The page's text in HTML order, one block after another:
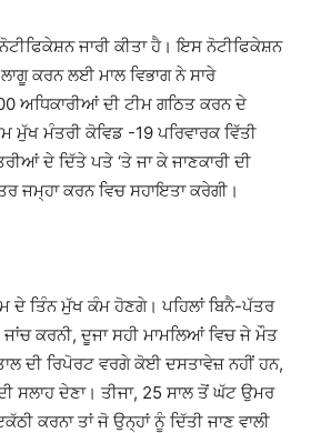
ਜਾਰੀ ਕੀਤਾ ਹੈ। ਇਸ ਨੋਟੀਫਿਕੇਸ਼ਨ
ਕਰਨ ਲਈ ਮਾਲ ਵਿਭਾਗ ਨੇ ਸਾਰੇ
ਅਧਿਕਾਰੀਆਂ ਦੀ ਟੀਮ ਗਠਿਤ ਕਰਨ ਦੇ
ਮੁੱਖ ਮੰਤਰੀ ਕੋਵਿਡ -19 ਪਰਿਵਾਰਕ ਵਿੱਤੀ
ਦੇ ਦਿੱਤੇ ਪਤੇ ‘ਤੇ ਜਾ ਕੇ ਜਾਣਕਾਰੀ ਦੀ
ਜਮ੍ਹਾ ਕਰਨ ਵਿਚ ਸਹਾਇਤਾ ਕਰੇਗੀ।
ਦੇ ਤਿੰਨ ਮੁੱਖ ਕੰਮ ਹੋਣਗੇ। ਪਹਿਲਾਂ ਬਿਨੈ-ਪੱਤਰ
ਕਰਨੀ, ਦੂਜਾ ਸਹੀ ਮਾਮਲਿਆਂ ਵਿਚ ਜੇ ਮੌਤ
ਦੀ ਰਿਪੋਰਟ ਵਰਗੇ ਕੋਈ ਦਸਤਾਵੇਜ਼ ਨਹੀਂ ਹਨ,
ਸਲਾਹ ਦੇਣਾ। ਤੀਜਾ, 25 ਸਾਲ ਤੋਂ ਘੱਟ ਉਮਰ
ਕਰਨਾ ਤਾਂ ਜੋ ਉਨ੍ਹਾਂ ਨੂੰ ਦਿੱਤੀ ਜਾਣ ਵਾਲੀ